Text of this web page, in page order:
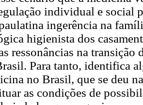
individual e social
ingerência na
higienista dos
ressonâncias na
Para tanto, identifica
no Brasil, que se deu
as condições de